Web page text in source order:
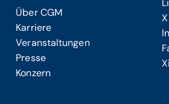
Über CGM
Karriere
Veranstaltungen
Presse
Konzern
X